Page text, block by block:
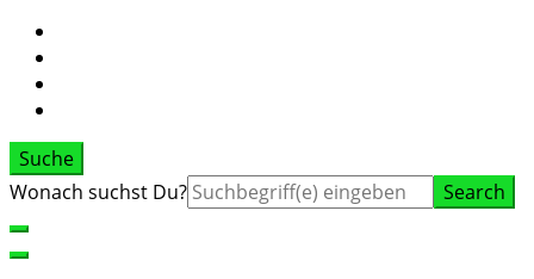
Suche
Suche
Wonach suchst Du?